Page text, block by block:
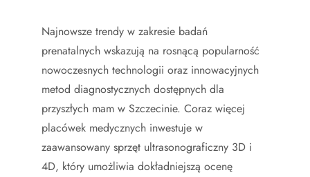
Najnowsze trendy w zakresie badań
prenatalnych wskazują na rosnącą popularność
nowoczesnych technologii oraz innowacyjnych
metod diagnostycznych dostępnych dla
przyszłych mam w Szczecinie. Coraz więcej
placówek medycznych inwestuje w
zaawansowany sprzęt ultrasonograficzny 3D i
4D, który umożliwia dokładniejszą ocenę